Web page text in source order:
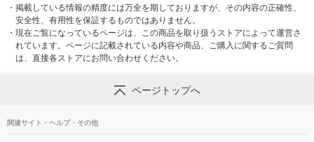
・ 掲載している情報の精度には万全を期しておりますが、その内容の正確性、
安全性、有用性を保証するものではありません。
・ 現在ご覧になっているページは、この商品を取り扱うストアによって運営さ
れています。ページに記載されている内容や商品、ご購入に関するご質問
は、直接各ストアにお問い合わせください。
ページトップへ
関連サイト・ヘルプ・その他